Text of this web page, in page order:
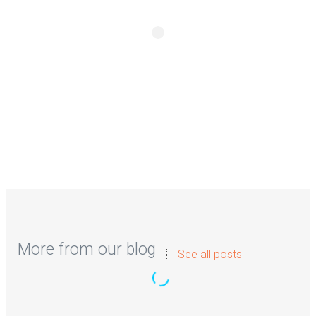
More from our blog See all posts